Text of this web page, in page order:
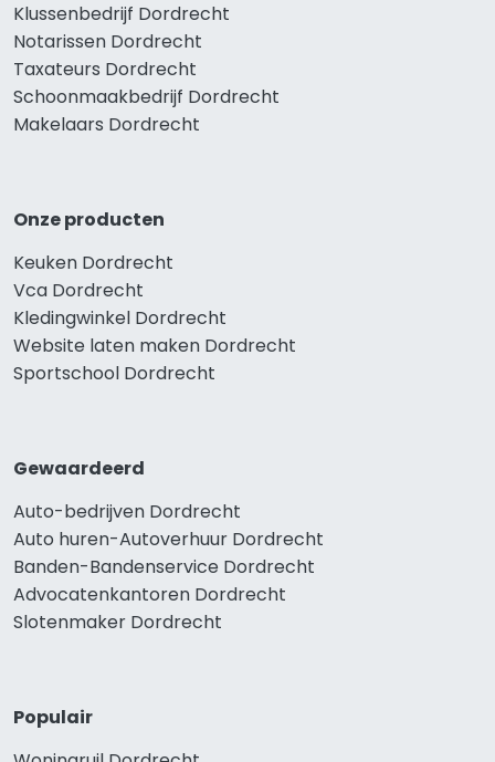
Klussenbedrijf Dordrecht
Notarissen Dordrecht
Taxateurs Dordrecht
Schoonmaakbedrijf Dordrecht
Makelaars Dordrecht
Onze producten
Keuken Dordrecht
Vca Dordrecht
Kledingwinkel Dordrecht
Website laten maken Dordrecht
Sportschool Dordrecht
Gewaardeerd
Auto-bedrijven Dordrecht
Auto huren-Autoverhuur Dordrecht
Banden-Bandenservice Dordrecht
Advocatenkantoren Dordrecht
Slotenmaker Dordrecht
Populair